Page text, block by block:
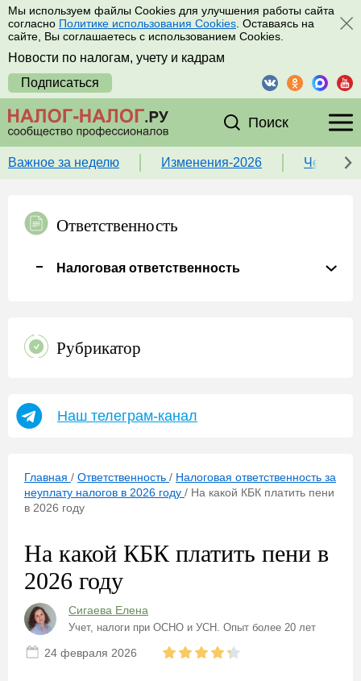
Мы используем файлы Cookies для улучшения работы сайта
согласно Политике использования Cookies . Оставаясь на
сайте, Вы соглашаетесь с использованием Cookies.
Новости по налогам, учету и кадрам
Подписаться
Поиск
Важное за неделю Изменения-2026 Чек-
Ответственность
Налоговая ответственность
Рубрикатор
Наш телеграм-канал
Главная / Ответственность / Налоговая ответственность за
неуплату налогов в 2026 году / На какой КБК платить пени
в 2026 году
На какой КБК платить пени в
2026 году
Сигаева Елена
Учет, налоги при ОСНО и УСН. Опыт более 20 лет
24 февраля 2026